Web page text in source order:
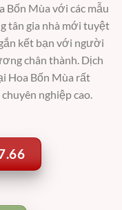
Bốn Mùa với các mẫu
tân gia nhà mới tuyệt
kết bạn với người
chân thành. Dịch
Hoa Bốn Mùa rất
nghiệp cao.